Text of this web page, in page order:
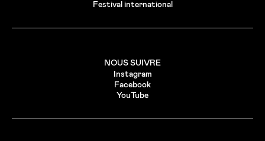
Festival international
NOUS SUIVRE
Instagram
Facebook
YouTube